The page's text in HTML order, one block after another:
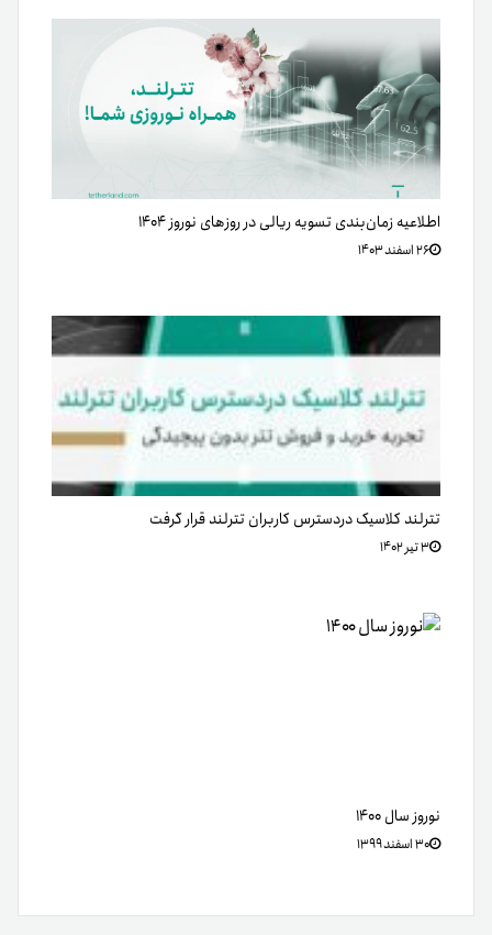
اطلاعیه زمان‌بندی تسویه ریالی در روزهای نوروز ۱۴۰۴
۲۶ اسفند ۱۴۰۳
تترلند کلاسیک دردسترس کاربران تترلند قرار گرفت
۳ تیر ۱۴۰۲
نوروز سال ۱۴۰۰
۳۰ اسفند ۱۳۹۹